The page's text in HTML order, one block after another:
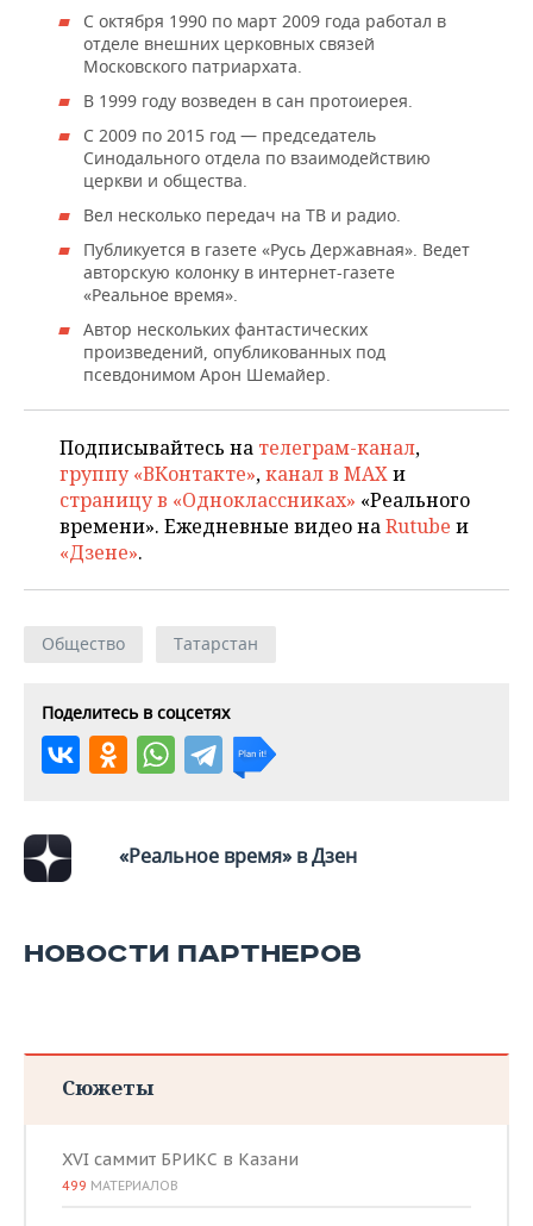
ВОЛЕЙБОЛ
КИБЕРСПОРТ
ФИГУРНОЕ КАТАНИЕ
ВОДНЫЕ ВИДЫ СПОРТА
ХОККЕЙ С МЯЧОМ
ИСТОРИЯ
КУЛЬТУРА
МЕДИЦИНА
ОБРАЗОВАНИЕ
ПРОИСШЕСТВИЯ
СПИСОК ПЕРСОН
СПИСОК КОМПАНИЙ
ПОЛНАЯ ВЕРСИЯ
С октября 1990 по март 2009 года работал в
отделе внешних церковных связей
Московского патриархата.
В 1999 году возведен в сан протоиерея.
С 2009 по 2015 год — председатель
Синодального отдела по взаимодействию
церкви и общества.
Вел несколько передач на ТВ и радио.
Публикуется в газете «Русь Державная». Ведет
авторскую колонку в интернет-газете
«Реальное время».
Автор нескольких фантастических
произведений, опубликованных под
псевдонимом Арон Шемайер.
Подписывайтесь на телеграм-канал,
группу «ВКонтакте»,канал в MAXи
страницу в «Одноклассниках» «Реального
времени». Ежедневные видео наRutube и
«Дзене».
Общество Татарстан
Поделитесь в соцсетях
«Реальное время» в Дзен
НОВОСТИ ПАРТНЕРОВ
Сюжеты
XVI саммит БРИКС в Казани
499 МАТЕРИАЛОВ